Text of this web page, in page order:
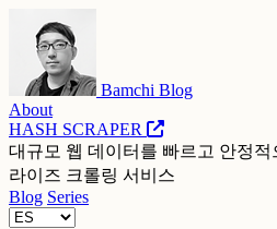
Bamchi Blog
About
HASH SCRAPER
대규모 웹 데이터를 빠르고 안정적
라이즈 크롤링 서비스
Blog Series